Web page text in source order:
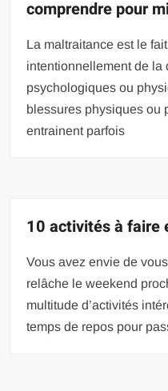
comprendre pour
La maltraitance est le
intentionnellement de la
psychologiques ou
blessures physiques ou
entrainent parfois
10 activités à faire
Vous avez envie de
relâche le weekend
multitude d’activités
temps de repos pour